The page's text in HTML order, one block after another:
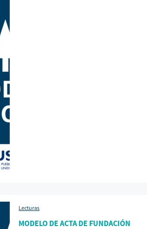
Lecturas
MODELO DE ACTA DE FUNDACIÓN